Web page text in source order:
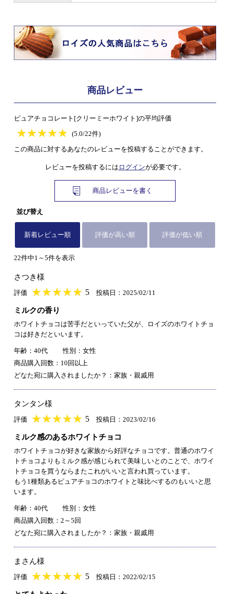
商品レビュー
ピュアチョコレート[クリーミーホワイト]の平均評価
★★★★★
★★★★★ (5.0/22件)
この商品に対するあなたのレビューを投稿することができます。
レビューを投稿するには ログインが必要です。
商品レビューを書く
並び替え
新着レビュー順 評価が高い順 評価が低い順
22件中1～5件を表示
さつき様
評価 ★★★★★
★★★★★ 5 投稿日：2025/02/11
ミルクの香り
ホワイトチョコは苦手だといっていた父が、ロイズのホワイトチョ
コは好きだといいます。
年齢：40代
性別：女性
商品購入回数：10回以上
どなた宛に購入されましたか？：家族・親戚用
タンタン様
評価 ★★★★★
★★★★★ 5 投稿日：2023/02/16
ミルク感のあるホワイトチョコ
ホワイトチョコが好きな家族から好評なチョコです。普通のホワイ
トチョコよりもミルク感が感じられて美味しいとのことで、ホワイ
トチョコを買うならまたこれがいいと言われ買っています。
もう1種類あるピュアチョコのホワイトと味比べするのもいいと思
います。
年齢：40代
性別：女性
商品購入回数：2～5回
どなた宛に購入されましたか？：家族・親戚用
まさん様
評価 ★★★★★
★★★★★ 5 投稿日：2022/02/15